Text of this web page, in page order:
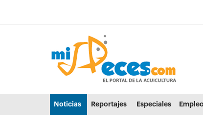
Ir al menú principal (alt + u)
Noticias Reportajes Especiales Empleo